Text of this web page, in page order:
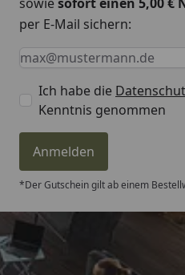
per E-Mail sichern:
Keine Eingabe erforderlich
Eingabe erforderlich
E-Mail *
Ich habe die
Kenntnis genommen
Anmelden
*Der Gutschein gilt ab einem